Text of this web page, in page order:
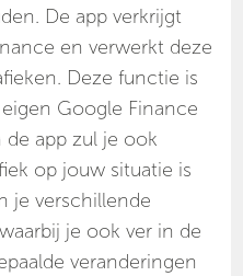
De app verkrijgt
en verwerkt deze
Deze functie is
Google Finance
app zul je ook
op jouw situatie is
je verschillende
je ook ver in de
veranderingen